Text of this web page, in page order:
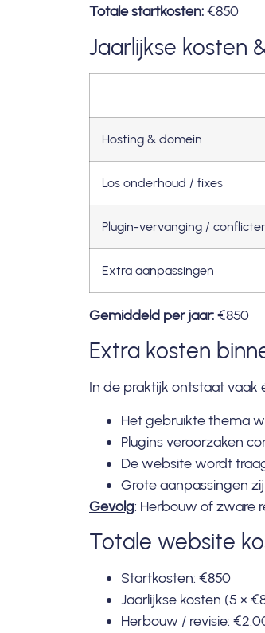
Totale startkosten:€850
Jaarlijkse kosten
Hosting & domein
Los onderhoud / fixes
Plugin-vervanging /
Extra aanpassingen
Gemiddeld per jaar:€850
Extra kosten
In de praktijk ontstaat vaak
Het gebruikte thema
Plugins veroorzaken
De website wordt
Grote aanpassingen
Gevolg: Herbouw of zware
Totale website
Startkosten: €850
Jaarlijkse kosten (5 ×
Herbouw / revisie: